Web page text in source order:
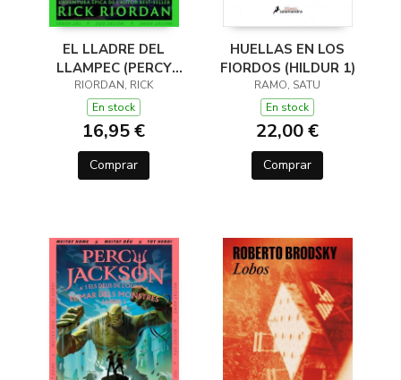
EL LLADRE DEL
LLAMPEC (PERCY
JACKSON I ELS DÉUS
DE L'OLIMP 1)
RIORDAN, RICK
En stock
16,95 €
Comprar
HUELLAS EN LOS
FIORDOS (HILDUR 1)
RAMO, SATU
En stock
22,00 €
Comprar